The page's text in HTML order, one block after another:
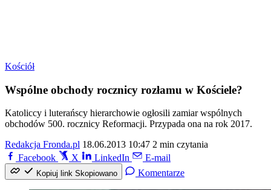
Kościół
Wspólne obchody rocznicy rozłamu w Kościele?
Katoliccy i luterańscy hierarchowie ogłosili zamiar wspólnych
obchodów 500. rocznicy Reformacji. Przypada ona na rok 2017.
Redakcja Fronda.pl 18.06.2013 10:47 2 min czytania
Facebook
X LinkedIn E-mail
Kopiuj link Skopiowano Komentarze